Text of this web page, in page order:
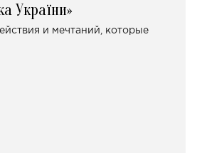
України»
и мечтаний, которые